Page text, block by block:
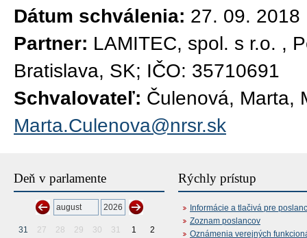
Dátum schválenia: 27. 09. 2018
Partner: LAMITEC, spol. s r.o. ,
Bratislava, SK; IČO: 35710691
Schvalovateľ: Čulenová, Marta,
Marta.Culenova@nrsr.sk
Deň v parlamente
31 27 28 29 30 31 1
2
Rýchly prístup
Informácie a tlačivá pre
Zoznam poslancov
Oznámenia verejných